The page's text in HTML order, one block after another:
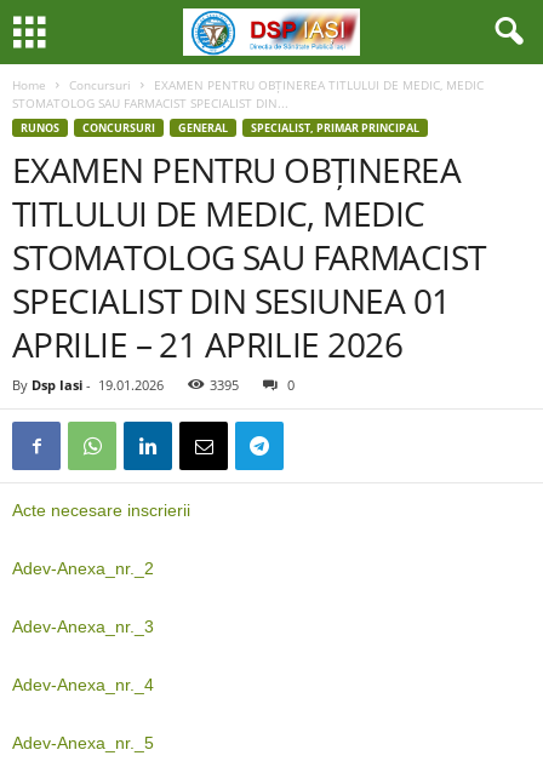
Home Concursuri
EXAMEN PENTRU OBȚINEREA TITLULUI DE MEDIC, MEDIC
STOMATOLOG SAU FARMACIST SPECIALIST DIN...
RUNOS CONCURSURI GENERAL SPECIALIST, PRIMAR PRINCIPAL
EXAMEN PENTRU OBȚINEREA
TITLULUI DE MEDIC, MEDIC
STOMATOLOG SAU FARMACIST
SPECIALIST DIN SESIUNEA 01
APRILIE – 21 APRILIE 2026
By Dsp Iasi - 19.01.2026 3395 0
Acte necesare inscrierii
Adev-Anexa_nr._2
Adev-Anexa_nr._3
Adev-Anexa_nr._4
Adev-Anexa_nr._5